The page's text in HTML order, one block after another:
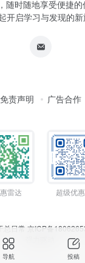
随时随地享受便捷
开启学习与发现的新
免责声明 广告合作
雷达 超级优
总日常 京ICP备
导航 投稿